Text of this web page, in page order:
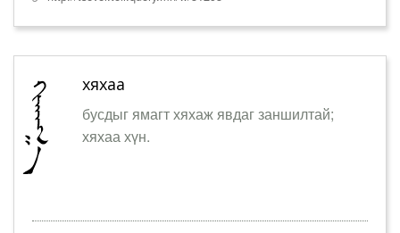
хяхаа
бусдыг ямагт хяхаж явдаг заншилтай;
хяхаа хүн.